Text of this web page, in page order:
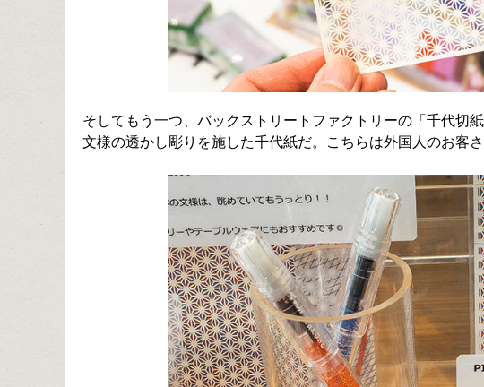
そしてもう一つ、バックストリートファクトリーの「千代切
文様の透かし彫りを施した千代紙だ。こちらは外国人のお客さ